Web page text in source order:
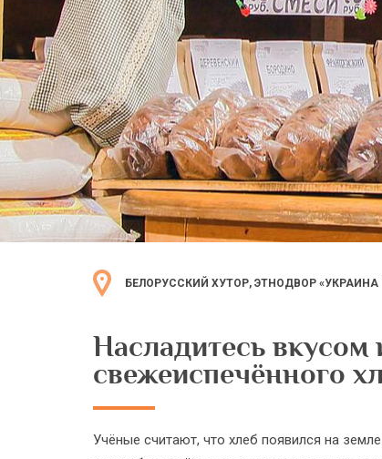
БЕЛОРУССКИЙ ХУТОР, ЭТНОДВОР «УКРАИНА
Насладитесь вкусом
свежеиспечённого
Учёные считают, что хлеб появился на